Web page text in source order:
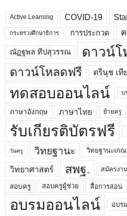
Active Learning COVID-19
กระทรวงศึกษาธิการ การประกวด
ณัฏฐพล ทีปสุวรรณ ดาวน์โ
ดาวน์โหลดฟรี ตรีนุช เที
ทดสอบออนไลน์ บ
ภาษาอังกฤษ ภาษาไทย ย้ายครู
รับเกียรติบัตรฟรี
วันครู วิทยฐานะ วิทยฐานะเก
วิทยาศาสตร์ สพฐ. สมัครงา
สอบครู สอบครูผู้ช่วย สื่อการสอน
อบรมออนไลน์ อบร